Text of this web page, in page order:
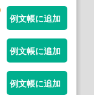
例文帳に追加
例文帳に追加
例文帳に追加